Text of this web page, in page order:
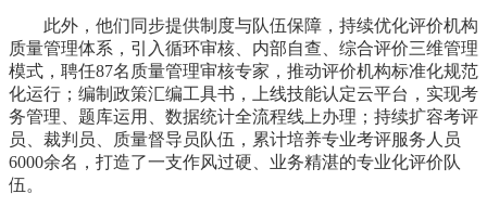
此外，他们同步提供制度与队伍保障，持续优化评价机构
质量管理体系，引入循环审核、内部自查、综合评价三维管理
模式，聘任87名质量管理审核专家，推动评价机构标准化规范
化运行；编制政策汇编工具书，上线技能认定云平台，实现考
务管理、题库运用、数据统计全流程线上办理；持续扩容考评
员、裁判员、质量督导员队伍，累计培养专业考评服务人员
6000余名，打造了一支作风过硬、业务精湛的专业化评价队
伍。